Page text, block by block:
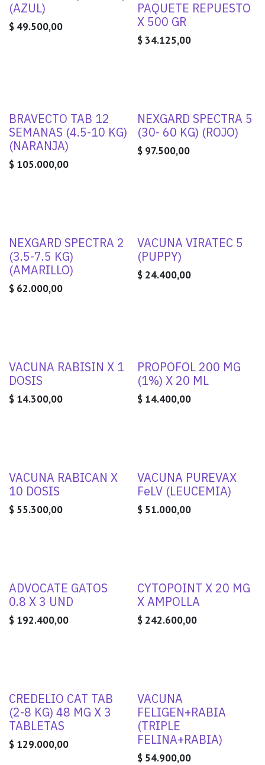
(AZUL)
$ 49.500,00
PAQUETE REPUESTO
X 500 GR
$ 34.125,00
BRAVECTO TAB 12
SEMANAS (4.5-10 KG)
(NARANJA)
$ 105.000,00
NEXGARD SPECTRA 5
(30- 60 KG) (ROJO)
$ 97.500,00
NEXGARD SPECTRA 2
(3.5-7.5 KG)
(AMARILLO)
$ 62.000,00
VACUNA VIRATEC 5
(PUPPY)
$ 24.400,00
VACUNA RABISIN X 1
DOSIS
$ 14.300,00
PROPOFOL 200 MG
(1%) X 20 ML
$ 14.400,00
VACUNA RABICAN X
10 DOSIS
$ 55.300,00
VACUNA PUREVAX
FeLV (LEUCEMIA)
$ 51.000,00
ADVOCATE GATOS
0.8 X 3 UND
$ 192.400,00
CYTOPOINT X 20 MG
X AMPOLLA
$ 242.600,00
CREDELIO CAT TAB
(2-8 KG) 48 MG X 3
TABLETAS
$ 129.000,00
VACUNA
FELIGEN+RABIA
(TRIPLE
FELINA+RABIA)
$ 54.900,00